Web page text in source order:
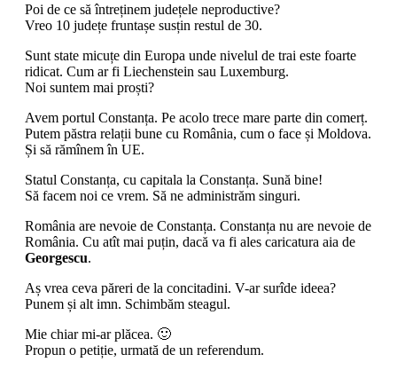
Poi de ce să întreținem județele neproductive?
Vreo 10 județe fruntașe susțin restul de 30.
Sunt state micuțe din Europa unde nivelul de trai este foarte
ridicat. Cum ar fi Liechenstein sau Luxemburg.
Noi suntem mai proști?
Avem portul Constanța. Pe acolo trece mare parte din comerț.
Putem păstra relații bune cu România, cum o face și Moldova.
Și să rămînem în UE.
Statul Constanța, cu capitala la Constanța. Sună bine!
Să facem noi ce vrem. Să ne administrăm singuri.
România are nevoie de Constanța. Constanța nu are nevoie de
România. Cu atît mai puțin, dacă va fi ales caricatura aia de
Georgescu.
Aș vrea ceva păreri de la concitadini. V-ar surîde ideea?
Punem și alt imn. Schimbăm steagul.
Mie chiar mi-ar plăcea. 🙂
Propun o petiție, urmată de un referendum.